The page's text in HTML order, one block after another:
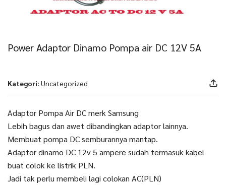
Power Adaptor Dinamo Pompa air DC 12V 5A
Kategori: Uncategorized
Adaptor Pompa Air DC merk Samsung
Lebih bagus dan awet dibandingkan adaptor lainnya.
Membuat pompa DC semburannya mantap.
Adaptor dinamo DC 12v 5 ampere sudah termasuk kabel
buat colok ke listrik PLN.
Jadi tak perlu membeli lagi colokan AC(PLN)